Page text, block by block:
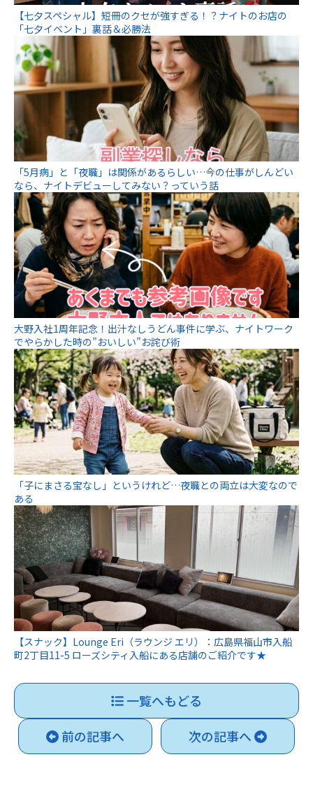
【七夕スペシャル】短冊のクセが強すぎる！？ナイトのお店の
「七夕イベント」裏話＆必勝法
「5月病」と「夜職」は関係があるらしい…今の仕事がしんどい
なら、ナイトデビューしてみない？っていう話
大野入社1周年記念！出汁なしうどん事件に学ぶ、ナイトワーク
でやらかした時の”おいしい”お詫び術
「子にまさる宝なし」というけれど…夜職との両立は大変なので
ある
【スナック】Lounge Eri（ラウンジ エリ）：広島県福山市入船
町2丁目11-5 ローズシティ入船にある店舗のご紹介です★
一覧へもどる
前の記事へ
次の記事へ